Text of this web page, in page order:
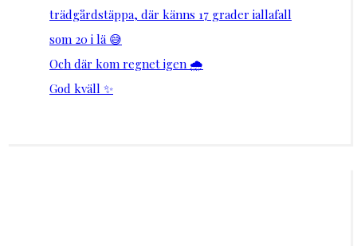
trädgårdstäppa, där känns 17 grader iallafall
som 20 i lä 😅
Och där kom regnet igen 🌧️
God kväll ✨